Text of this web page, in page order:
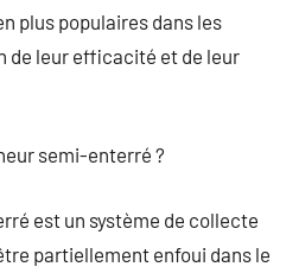
plus populaires dans les
de leur efficacité et de leur
semi-enterré ?
est un système de collecte
partiellement enfoui dans le